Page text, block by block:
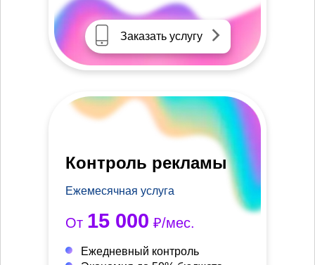
Заказать услугу
Контроль рекламы
Ежемесячная услуга
От 15 000 ₽/мес.
Ежедневный контроль